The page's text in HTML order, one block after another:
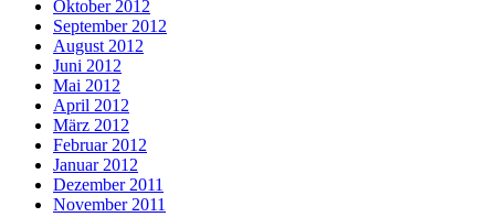
Oktober 2012
September 2012
August 2012
Juni 2012
Mai 2012
April 2012
März 2012
Februar 2012
Januar 2012
Dezember 2011
November 2011